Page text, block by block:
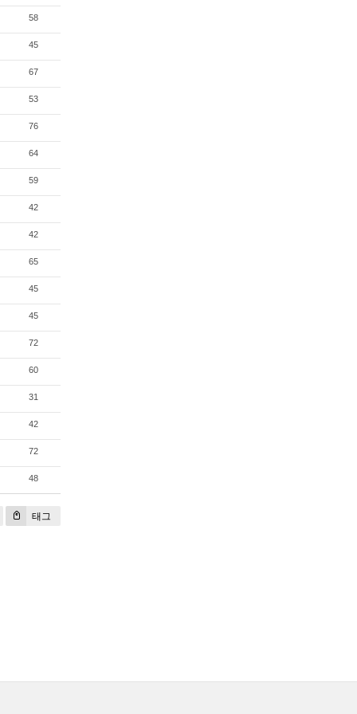
58
45
67
53
76
64
59
42
42
65
45
45
72
60
31
42
72
48
태그